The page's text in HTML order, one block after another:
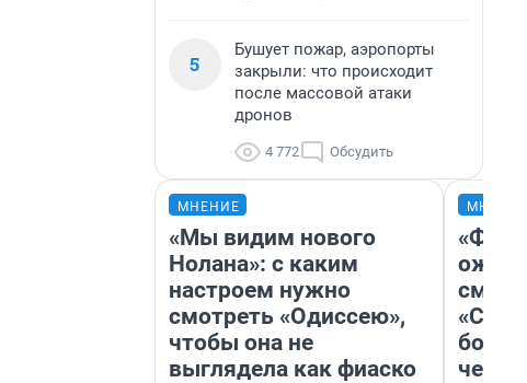
5
Бушует пожар, аэропорты
закрыли: что происходит
после массовой атаки
дронов
4 772 Обсудить
МНЕНИЕ
«Мы видим нового
Нолана»: с каким
настроем нужно
смотреть «Одиссею»,
чтобы она не
выглядела как фиаско